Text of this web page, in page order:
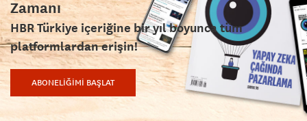
Zamanı
HBR Türkiye içeriğine bir yıl boyunca tüm
platformlardan erişin!
ABONELİĞİMİ BAŞLAT